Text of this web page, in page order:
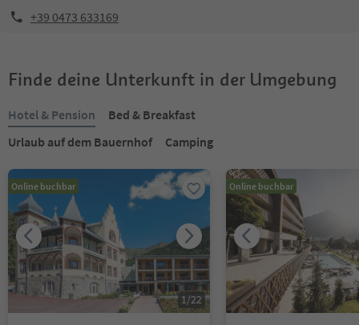
+39 0473 633169
Finde deine Unterkunft in der Umgebung
Hotel & Pension
Bed & Breakfast
Urlaub auf dem Bauernhof
Camping
Online buchbar
1/22
Online buchbar